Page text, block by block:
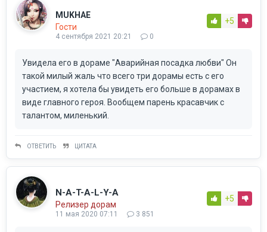
MUKHAE
Гости
4 сентября 2021 20:21 0
+5
Увидела его в дораме "Аварийная посадка любви" Он
такой милый жаль что всего три дорамы есть с его
участием, я хотела бы увидеть его больше в дорамах в
виде главного героя. Вообщем парень красавчик с
талантом, миленький.
ОТВЕТИТЬ ЦИТАТА
N-A-T-A-L-Y-A
Релизер дорам
11 мая 2020 07:11 3 851
+5